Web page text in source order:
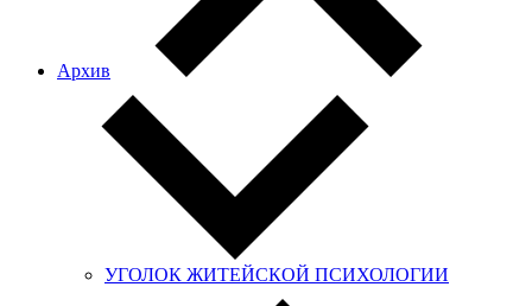
Архив
УГОЛОК ЖИТЕЙСКОЙ ПСИХОЛОГИИ